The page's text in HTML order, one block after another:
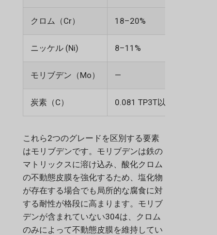
クロム（Cr） 18–20%
ニッケル (Ni) 8–11%
モリブデン（Mo） —
炭素（C） 0.081 TP3T以下
これら2つのグレードを区別する要素
はモリブデンです。モリブデンは鉄の
マトリックスに溶け込み、酸化クロム
の不動態皮膜を強化するため、塩化物
が存在する場合でも局所的な腐食に対
する耐性が格段に高まります。モリブ
デンが含まれていない304は、クロム
のみによって不動態皮膜を維持してい